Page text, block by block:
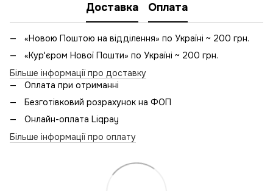
Доставка Оплата
«Новою Поштою на відділення» по Україні ~ 200 грн.
«Кур'єром Нової Пошти» по Україні ~ 200 грн.
Більше інформації про доставку
Оплата при отриманні
Безготівковий розрахунок на ФОП
Онлайн-оплата Liqpay
Більше інформації про оплату